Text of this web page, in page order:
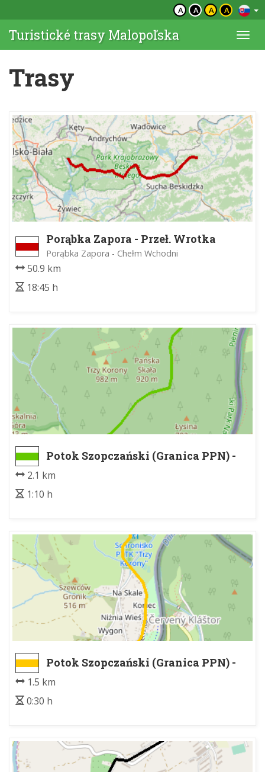
A A A A
Turistické trasy Malopoľska
Trasy
Porąbka Zapora - Przeł. Wrotka
Porąbka Zapora - Chełm Wchodni
50.9 km
18:45 h
Potok Szopczański (Granica PPN) -
Polana Kosarzyska
2.1 km
1:10 h
Potok Szopczański (Granica PPN) -
Sromowce Niżne
1.5 km
0:30 h